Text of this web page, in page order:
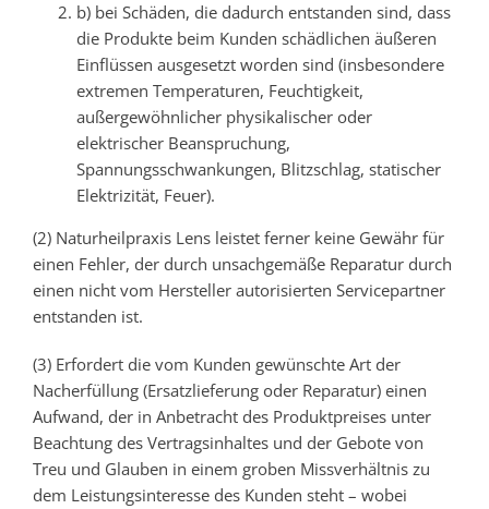
b) bei Schäden, die dadurch entstanden sind, dass
die Produkte beim Kunden schädlichen äußeren
Einflüssen ausgesetzt worden sind (insbesondere
extremen Temperaturen, Feuchtigkeit,
außergewöhnlicher physikalischer oder
elektrischer Beanspruchung,
Spannungsschwankungen, Blitzschlag, statischer
Elektrizität, Feuer).
(2) Naturheilpraxis Lens leistet ferner keine Gewähr für
einen Fehler, der durch unsachgemäße Reparatur durch
einen nicht vom Hersteller autorisierten Servicepartner
entstanden ist.
(3) Erfordert die vom Kunden gewünschte Art der
Nacherfüllung (Ersatzlieferung oder Reparatur) einen
Aufwand, der in Anbetracht des Produktpreises unter
Beachtung des Vertragsinhaltes und der Gebote von
Treu und Glauben in einem groben Missverhältnis zu
dem Leistungsinteresse des Kunden steht – wobei